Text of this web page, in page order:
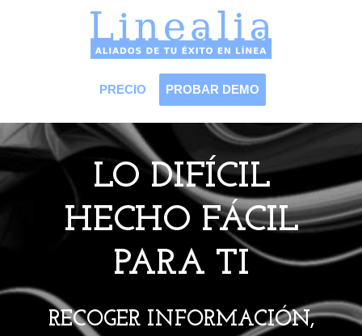
PRECIO PROBAR DEMO
LO DIFÍCIL
HECHO FÁCIL
PARA TI
RECOGER INFORMACIÓN,